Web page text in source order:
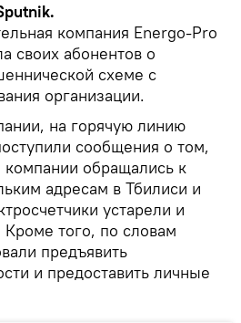
компания Energo-Pro
своих абонентов о
схеме с
организации.
на горячую линию
сообщения о том,
обращались к
адресам в Тбилиси и
устарели и
того, по словам
предъявить
и предоставить личные